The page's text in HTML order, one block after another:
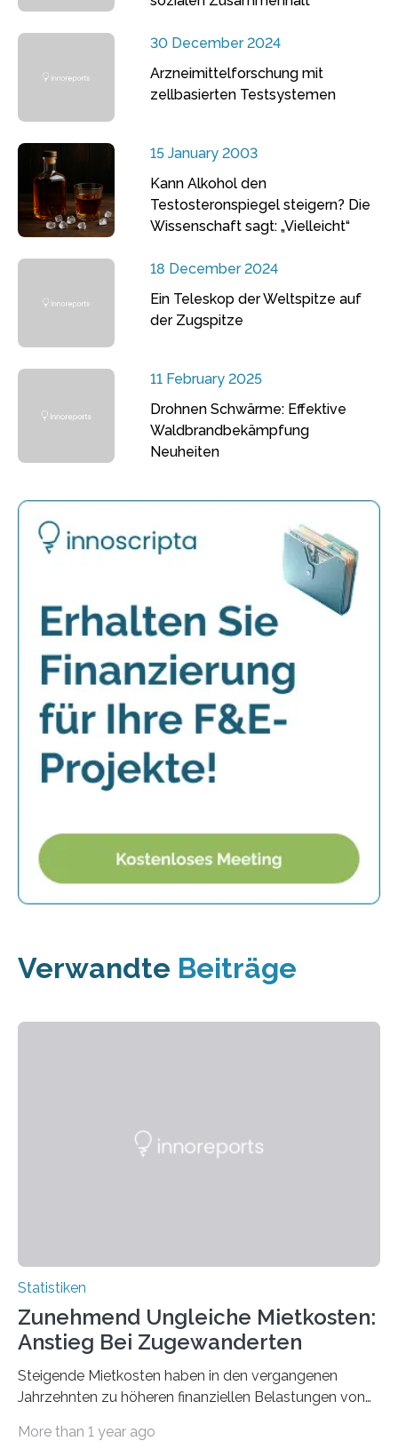
30 December 2024
Arzneimittelforschung mit
zellbasierten Testsystemen
15 January 2003
Kann Alkohol den
Testosteronspiegel steigern? Die
Wissenschaft sagt: „Vielleicht“
18 December 2024
Ein Teleskop der Weltspitze auf
der Zugspitze
11 February 2025
Drohnen Schwärme: Effektive
Waldbrandbekämpfung
Neuheiten
Verwandte Beiträge
Statistiken
Zunehmend Ungleiche Mietkosten:
Anstieg Bei Zugewanderten
Steigende Mietkosten haben in den vergangenen
Jahrzehnten zu höheren finanziellen Belastungen von
Bundesinstitut für Bevölkerungsforschung (BiB)
More than 1 year ago